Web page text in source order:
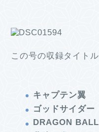
この号の収録タイトル
キャプテン翼
ゴッドサイダー
DRAGON BALL